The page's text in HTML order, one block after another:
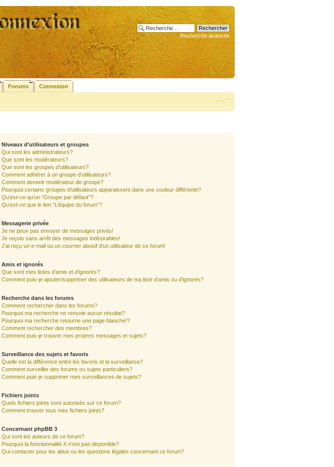
Recherche avancée
Forums Connexion
Niveaux d’utilisateurs et groupes
Qui sont les administrateurs?
Que sont les modérateurs?
Que sont les groupes d’utilisateurs?
Comment adhérer à un groupe d’utilisateurs?
Comment devenir modérateur de groupe?
Pourquoi certains groupes d’utilisateurs apparaissent dans une couleur différente?
Qu’est-ce qu’un “Groupe par défaut”?
Qu’est-ce que le lien “L’équipe du forum”?
Messagerie privée
Je ne peux pas envoyer de messages privés!
Je reçois sans arrêt des messages indésirables!
J’ai reçu un e-mail ou un courrier abusif d’un utilisateur de ce forum!
Amis et ignorés
Que sont mes listes d’amis et d’ignorés?
Comment puis-je ajouter/supprimer des utilisateurs de ma liste d’amis ou d’ignorés?
Recherche dans les forums
Comment rechercher dans les forums?
Pourquoi ma recherche ne renvoie aucun résultat?
Pourquoi ma recherche retourne une page blanche!?
Comment rechercher des membres?
Comment puis-je trouver mes propres messages et sujets?
Surveillance des sujets et favoris
Quelle est la différence entre les favoris et la surveillance?
Comment surveiller des forums ou sujets particuliers?
Comment puis-je supprimer mes surveillances de sujets?
Fichiers joints
Quels fichiers joints sont autorisés sur ce forum?
Comment trouver tous mes fichiers joints?
Concernant phpBB 3
Qui sont les auteurs de ce forum?
Pourquoi la fonctionnalité X n’est pas disponible?
Qui contacter pour les abus ou les questions légales concernant ce forum?